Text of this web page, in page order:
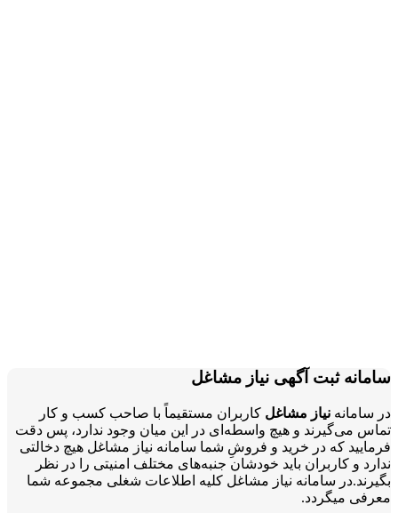
سامانه ثبت آگهی نیاز مشاغل
در سامانه نیاز مشاغلکاربران مستقیماً با صاحب کسب و کار
تماس می‌گیرند و هیچ واسطه‌ای در این میان وجود ندارد، پس دقت
فرمایید که در خرید و فروشِ شما سامانه نیاز مشاغل هیچ دخالتی
ندارد و کاربران باید خودشان جنبه‌های مختلف امنیتی را در نظر
بگیرند.در سامانه نیاز مشاغل کلیه اطلاعات شغلی مجموعه شما
معرفی میگردد.